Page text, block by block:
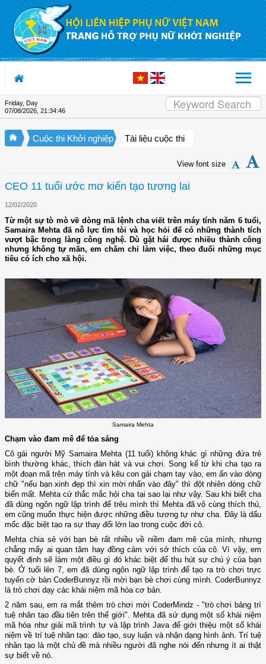
Skip to Content
Friday, Day
07/08/2026 21:34:47
Cuộc thi Khởi nghiệp Tài liệu cuộc thi
View font size
CEO 11 tuổi ước mơ kiến tạo tương lai
12/02/2020
Từ một sự tò mò về dòng mã lệnh cha viết trên máy tính năm 6 tuổi,
Samaira Mehta đã nỗ lực tìm tòi và học hỏi để có những thành tích
vượt bậc trong làng công nghệ. Dù gặt hái được nhiều thành công
nhưng không tự mãn, em chăm chỉ làm việc, theo đuổi những mục
tiêu có ích cho xã hội.
Samaira Mehta
Chạm vào đam mê để tỏa sáng
Cô gái người Mỹ Samaira Mehta (11 tuổi) không khác gì những đứa trẻ
bình thường khác, thích đàn hát và vui chơi. Song kể từ khi cha tạo ra
một đoạn mã trên máy tính và kêu con gái chạm tay vào, em ấn vào dòng
chữ "nếu bạn xinh đẹp thì xin mời nhấn vào đây" thì đột nhiên dòng chữ
biến mất. Mehta cứ thắc mắc hỏi cha tại sao lại như vậy. Sau khi biết cha
đã dùng ngôn ngữ lập trình để trêu mình thì Mehta đã vô cùng thích thú,
em cũng muốn thực hiện được những điều tương tự như cha. Đây là dấu
mốc đặc biệt tạo ra sự thay đổi lớn lao trong cuộc đời cô.
Mehta chia sẻ với bạn bè rất nhiều về niềm đam mê của mình, nhưng
chẳng mấy ai quan tâm hay đồng cảm với sở thích của cô. Vì vậy, em
quyết định sẽ làm một điều gì đó khác biệt để thu hút sự chú ý của bạn
bè. Ở tuổi lên 7, em đã dùng ngôn ngữ lập trình để tạo ra trò chơi trực
tuyến cờ bàn CoderBunnyz rồi mời bạn bè chơi cùng mình. CoderBunnyz
là trò chơi dạy các khái niệm mã hóa cơ bản.
2 năm sau, em ra mắt thêm trò chơi mới CoderMindz - "trò chơi bảng trí
tuệ nhân tạo đầu tiên trên thế giới". Mehta đã sử dụng một số khái niệm
mã hóa như giải mã trình tự và lập trình Java để giới thiệu một số khái
niệm về trí tuệ nhân tạo: đào tạo, suy luận và nhận dạng hình ảnh. Trí tuệ
nhân tạo là một chủ đề mà nhiều người đã nghe nói đến nhưng ít ai thật
sự biết về nó.